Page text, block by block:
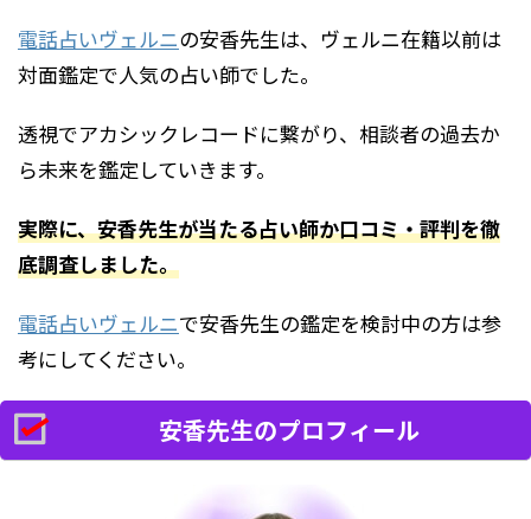
電話占いヴェルニの安香先生は、ヴェルニ在籍以前は
対面鑑定で人気の占い師でした。
透視でアカシックレコードに繋がり、相談者の過去か
ら未来を鑑定していきます。
実際に、安香先生が当たる占い師か口コミ・評判を徹
底調査しました。
電話占いヴェルニで安香先生の鑑定を検討中の方は参
考にしてください。
安香先生のプロフィール